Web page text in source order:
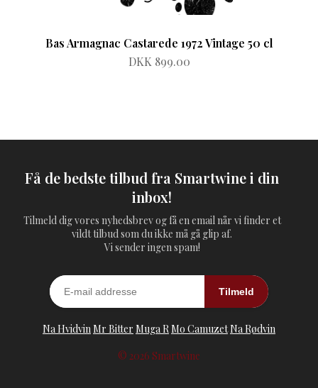
Bas Armagnac Castarede 1972 Vintage 50 cl
DKK 899.00
Få de bedste tilbud fra Smartwine i din
inbox!
Tilmeld dig vores nyhedsbrev og få en email når vi finder et
vildt tilbud som du ikke må gå glip af.
Vi sender ingen spam!
Tilmeld
Na HvidvinMr Bitter Muga RMo CamuzetNa Rødvin
© 2026 Smartwine